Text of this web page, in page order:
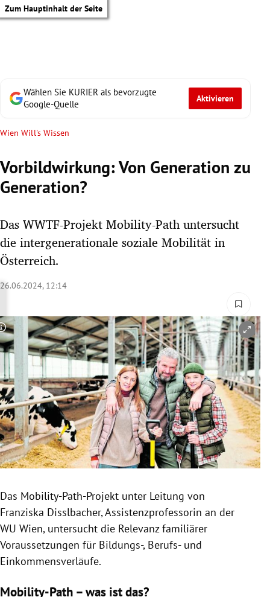
Zum Hauptinhalt der Seite
Untermenü
Untermenü
Untermenü
Untermenü
Untermenü
Untermenü
Untermenü
Untermenü
Wählen Sie KURIER als bevorzugte
Google-Quelle
Aktivieren
Wien Will's Wissen
Vorbildwirkung: Von Generation zu
Generation?
Das WWTF-Projekt Mobility-Path untersucht
die intergenerationale soziale Mobilität in
Österreich.
26.06.2024, 12:14
Copyright-Hinweis öffnen/schließen
Das Mobility-Path-Projekt unter Leitung von
Franziska Disslbacher, Assistenzprofessorin an der
WU Wien, untersucht die Relevanz familiärer
Voraussetzungen für Bildungs-, Berufs- und
Einkommensverläufe.
Mobility-Path – was ist das?